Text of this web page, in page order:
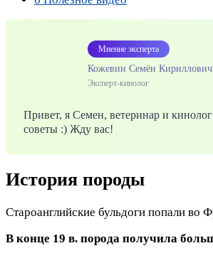
Мнение эксперта
Кожевин Семён Кириллович
Эксперт-кинолог
Привет, я Семен, ветеринар и
советы :) Жду вас!
История породы
Староанглийские бульдоги попали во
В конце 19 в. порода получила